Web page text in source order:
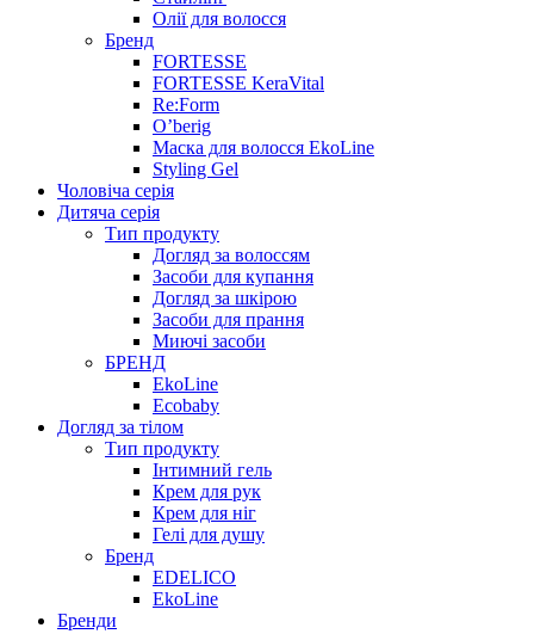
Олії для волосся
Бренд
FORTESSE
FORTESSE KeraVital
Re:Form
O’berig
Маска для волосся EkoLine
Styling Gel
Чоловіча серія
Дитяча серія
Тип продукту
Догляд за волоссям
Засоби для купання
Догляд за шкірою
Засоби для прання
Миючі засоби
БРЕНД
EkoLine
Ecobaby
Догляд за тілом
Тип продукту
Інтимний гель
Крем для рук
Крем для ніг
Гелі для душу
Бренд
EDELICO
EkoLine
Бренди